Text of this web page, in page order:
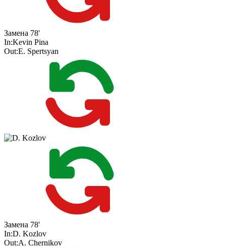
Замена 78'
In:Kevin Pina
Out:E. Spertsyan
Замена 78'
In:D. Kozlov
Out:A. Chernikov